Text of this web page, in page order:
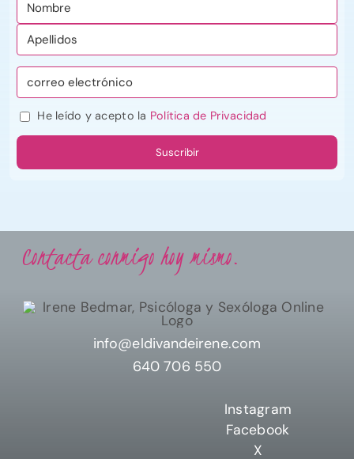
He leído y acepto la Política de Privacidad
Contacta conmigo hoy mismo.
info@eldivandeirene.com
640 706 550
Instagram
Facebook
X